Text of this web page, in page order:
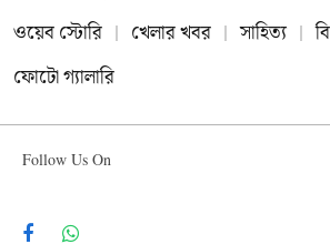
ওয়েব স্টোরি
খেলার খবর সাহিত্য
ফোটো গ্যালারি
Follow Us On